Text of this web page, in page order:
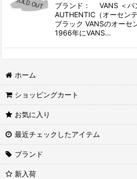
ブランド： VANS ＜
AUTHENTIC（オーセン
ブラック VANSのオーセ
1966年にVANS…
ホーム
ショッピングカート
お気に入り
最近チェックしたアイテム
ブランド
新入荷